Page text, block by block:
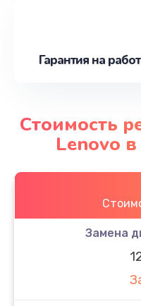
Гарантия на
Стоимость
Lenovo
Замена